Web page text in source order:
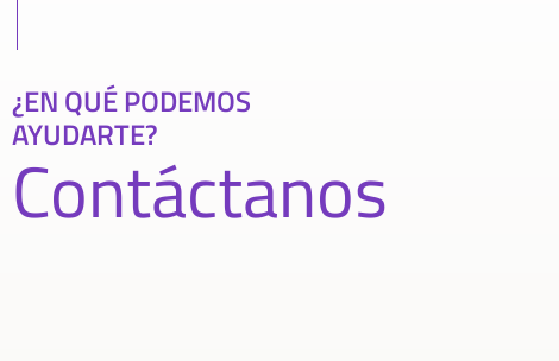
¿EN QUÉ PODEMOS
AYUDARTE?
Contáctanos